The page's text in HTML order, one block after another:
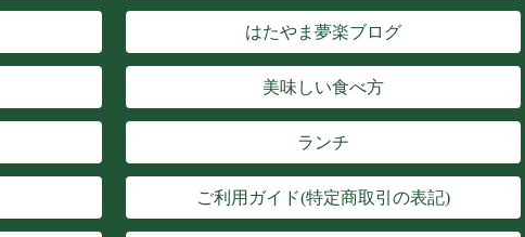
はたやま夢楽ブログ
美味しい食べ方
ランチ
ご利用ガイド(特定商取引の表記)